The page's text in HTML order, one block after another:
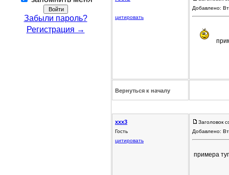
Забыли пароль?
Регистрация →
цитировать
Добавлено:
Вернуться к началу
ххх3
Гость
цитировать
Заголовок
Добавлено:
примера